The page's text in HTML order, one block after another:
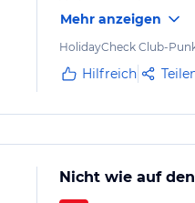
Wir möchten uns
Mehr anzeigen
HolidayCheck Club-
Hilfreich
Nicht wie auf